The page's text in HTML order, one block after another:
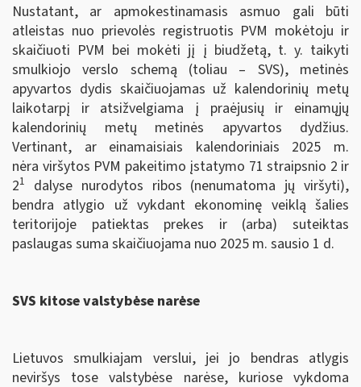
Nustatant, ar apmokestinamasis asmuo gali būti
atleistas nuo prievolės registruotis PVM mokėtoju ir
skaičiuoti PVM bei mokėti jį į biudžetą, t. y. taikyti
smulkiojo verslo schemą (toliau – SVS), metinės
apyvartos dydis skaičiuojamas už kalendorinių metų
laikotarpį ir atsižvelgiama į praėjusių ir einamųjų
kalendorinių metų metinės apyvartos dydžius.
Vertinant, ar einamaisiais kalendoriniais 2025 m.
nėra viršytos PVM pakeitimo įstatymo 71 straipsnio 2 ir
21
dalyse nurodytos ribos (nenumatoma jų viršyti),
bendra atlygio už vykdant ekonominę veiklą šalies
teritorijoje patiektas prekes ir (arba) suteiktas
paslaugas suma skaičiuojama nuo 2025 m. sausio 1 d.
SVS kitose valstybėse narėse
Lietuvos smulkiajam verslui, jei jo bendras atlygis
neviršys tose valstybėse narėse, kuriose vykdoma